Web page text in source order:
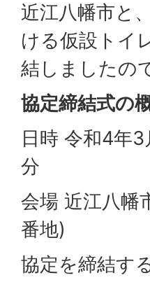
近江八幡市と
ける仮設トイ
結しましたの
協定締結式の
日時 令和4年
分
会場 近江八幡
番地)
協定を締結す